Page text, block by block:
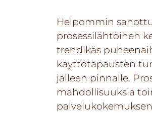
Helpommin
prosessilähtöinen
trendikäs
käyttötapausten
jälleen pinnalle.
mahdollisuuksia